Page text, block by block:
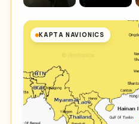
КАРТА NAVIONICS